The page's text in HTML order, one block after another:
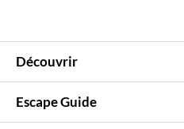
Découvrir
Escape Guide